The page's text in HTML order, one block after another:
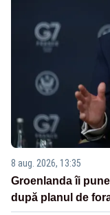
8 aug. 2026, 13:35
Groenlanda îi
după planul de